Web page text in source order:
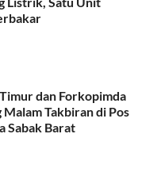
dan Forkopimda
Malam Takbiran di Pos
Sabak Barat